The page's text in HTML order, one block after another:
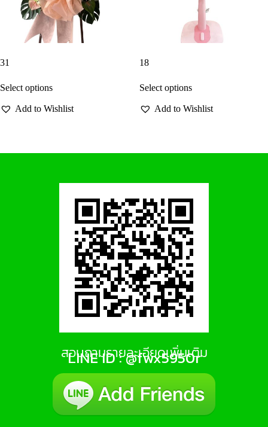
31
Select options
Add to Wishlist
18
Select options
Add to Wishlist
สอบถามรายละเอียดเพิ่มเติม
LINE ID : @fwx5950r